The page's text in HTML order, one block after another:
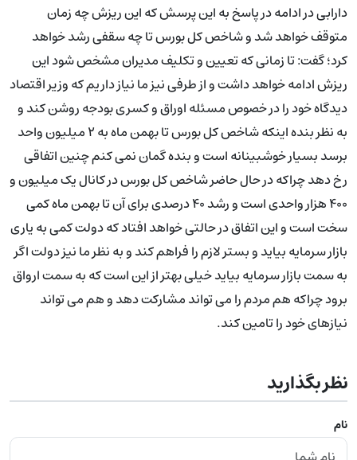
دارابی در ادامه در پاسخ به این پرسش که این ریزش چه زمان
متوقف خواهد شد و شاخص کل بورس تا چه سقفی رشد خواهد
کرد؛ گفت: تا زمانی که تعیین و تکلیف مدیران مشخص شود این
ریزش ادامه خواهد داشت و از طرفی نیز ما نیاز داریم که وزیر اقتصاد
دیدگاه خود را در خصوص مسئله اوراق و کسری بودجه روشن کند و
به نظر بنده اینکه شاخص کل بورس تا بهمن ماه به ۲ میلیون واحد
برسد بسیار خوشبینانه است و بنده گمان نمی کنم چنین اتفاقی
رخ دهد چراکه در حال حاضر شاخص کل بورس در کانال یک میلیون و
۴۰۰ هزار واحدی است و رشد ۴۰ درصدی برای آن تا بهمن ماه کمی
سخت است و این اتفاق در حالتی خواهد افتاد که دولت کمی به یاری
بازار سرمایه بیاید و بستر لازم را فراهم کند و به نظر ما نیز دولت اگر
به سمت بازار سرمایه بیاید خیلی بهتر از این است که به سمت ارواق
برود چراکه هم مردم را می تواند مشارکت دهد و هم می تواند
نیازهای خود را تامین کند.
نظر بگذارید
نام